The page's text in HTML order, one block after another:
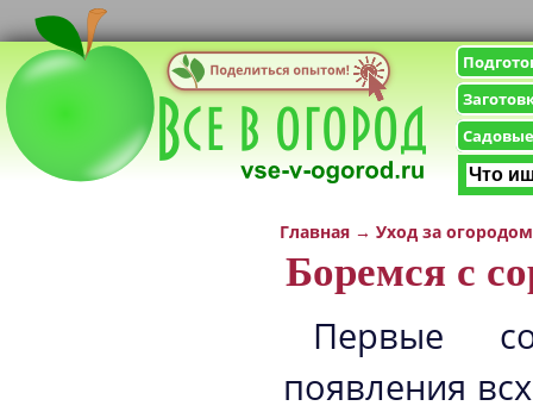
Главная → Уход за огородом
Боремся с
Первые
появления